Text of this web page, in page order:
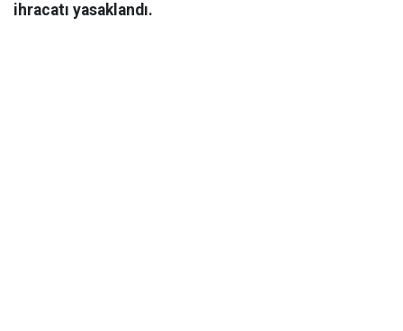
ihracatı yasaklandı.